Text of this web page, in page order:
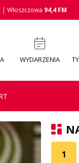
| Włoszczowa 94,4 FM
WYDARZENIA
1